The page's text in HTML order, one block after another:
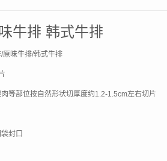
牛排 韩式牛排
/原味牛排/韩式牛排
肉等部位按自然形状切厚度约1.2-1.5cm左右切片
封口